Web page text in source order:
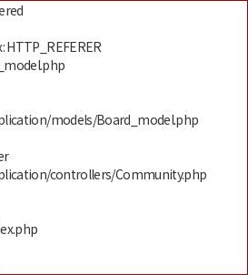
HTTP_REFERER
models/Board_model.php
controllers/Community.php